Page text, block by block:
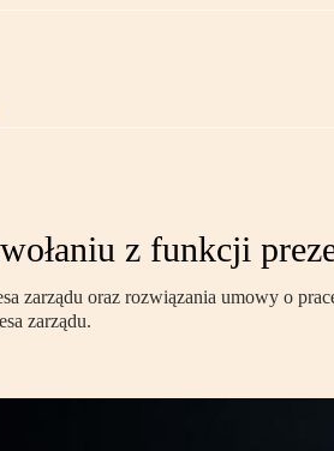
z funkcji
zarządu oraz rozwiązania umowy o
zarządu.